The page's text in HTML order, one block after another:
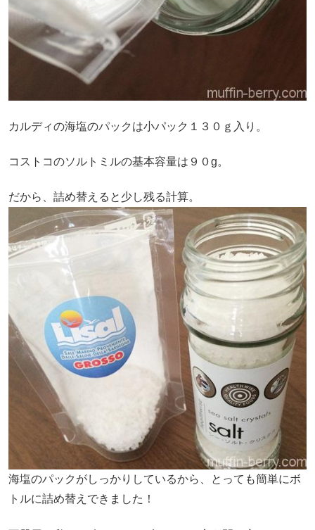
カルディの海塩のパックは小パック１３０ｇ入り。
コストコのソルトミルの基本容量は９０g。
だから、詰め替えると少し残る計算。
海塩のパックがしっかりしているから、とっても簡単にボ
トルに詰め替えできました！